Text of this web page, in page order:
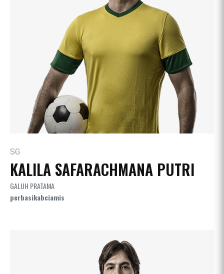
SG
KALILA SAFARACHMANA PUTRI
GALUH PRATAMA
perbasikabciamis